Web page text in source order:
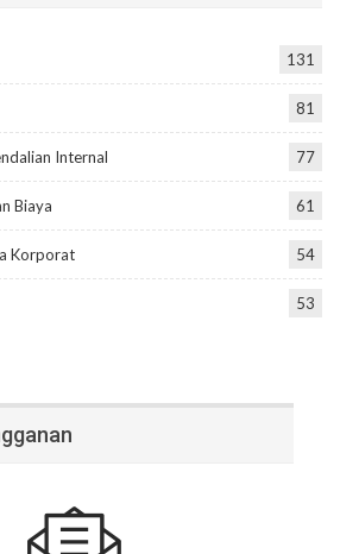
131
81
Internal 77
Biaya 61
Korporat 54
53